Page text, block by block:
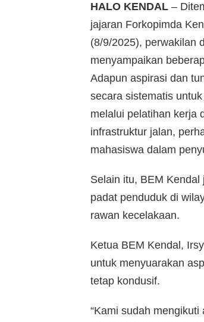
HALO KENDAL –
jajaran Forkopimda
(8/9/2025), perwakilan
menyampaikan
Adapun aspirasi dan
secara sistematis
melalui pelatihan kerja
infrastruktur jalan,
mahasiswa dalam
Selain itu, BEM
padat penduduk di
rawan kecelakaan.
Ketua BEM Kendal,
untuk menyuarakan
tetap kondusif.
“Kami sudah